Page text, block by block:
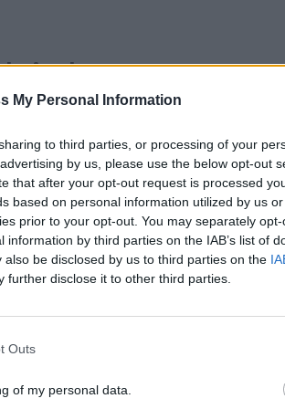
My Personal Information
to third parties, or processing of your
by us, please use the below opt-out
that after your opt-out request is processed
based on personal information utilized by us
prior to your opt-out. You may separately
by third parties on the IAB’s list of
be disclosed by us to third parties on the
further disclose it to other third parties.
Outs
of my personal data.
bajnok,
Európa-
lehet a
azt mondja magáról, hogy
fotózás által felejthetetlen
államelnök hivatalos